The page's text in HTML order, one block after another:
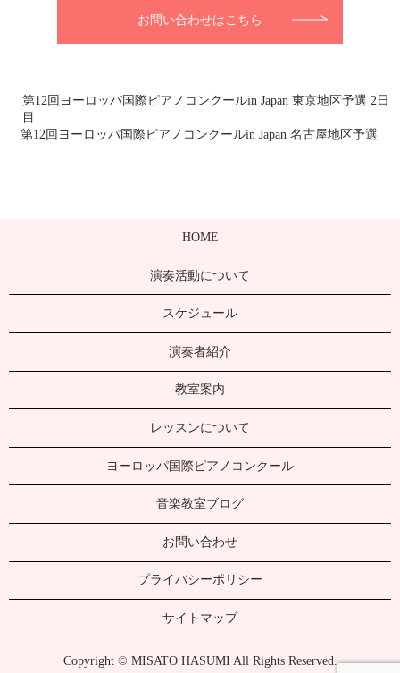
お問い合わせはこちら
第12回ヨーロッパ国際ピアノコンクールin Japan 東京地区予選 2日
目
第12回ヨーロッパ国際ピアノコンクールin Japan 名古屋地区予選
HOME
演奏活動について
スケジュール
演奏者紹介
教室案内
レッスンについて
ヨーロッパ国際ピアノコンクール
音楽教室ブログ
お問い合わせ
プライバシーポリシー
サイトマップ
Copyright © MISATO HASUMI All Rights Reserved.